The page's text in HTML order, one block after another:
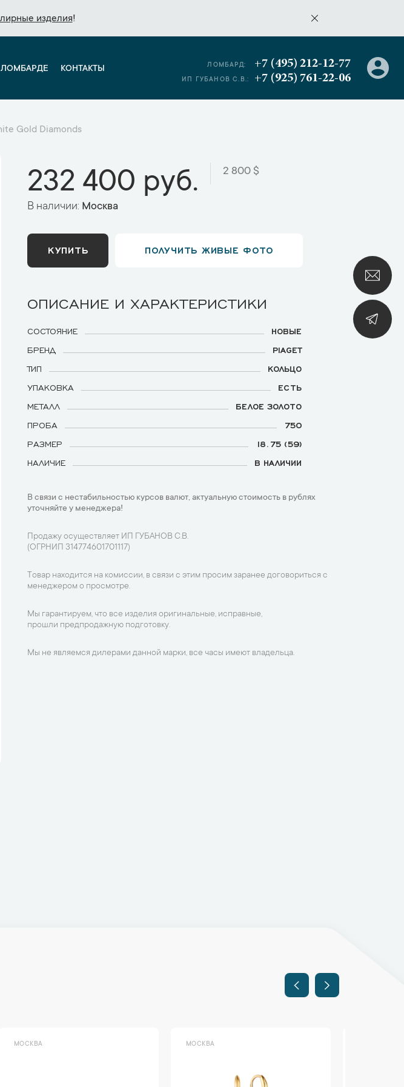
изделия!
изделия!
КОНТАКТЫ ЛОМБАРД: +7 (495) 212-12-77
ИП ГУБАНОВ С.В.: +7 (925) 761-22-06
Gold Diamonds
232 400 руб. 2 800 $
В наличии: Москва
КУПИТЬ ПОЛУЧИТЬ ЖИВЫЕ ФОТО
ОПИСАНИЕ И ХАРАКТЕРИСТИКИ
СОСТОЯНИЕ
НОВЫЕ
БРЕНД
PIAGET
ТИП
КОЛЬЦО
УПАКОВКА
ЕСТЬ
МЕТАЛЛ
БЕЛОЕ ЗОЛОТО
ПРОБА
750
РАЗМЕР
18.75 (59)
НАЛИЧИЕ
В НАЛИЧИИ
В связи с нестабильностью курсов валют, актуальную стоимость в рублях
уточняйте у менеджера!
Продажу осуществляет ИП ГУБАНОВ С.В.
(ОГРНИП 314774601701117)
Товар находится на комиссии, в связи с этим просим заранее договориться с
менеджером о просмотре.
Мы гарантируем, что все изделия оригинальные, исправные,
прошли предпродажную подготовку.
Мы не являемся дилерами данной марки, все часы имеют владельца.
МОСКВА МОСКВА